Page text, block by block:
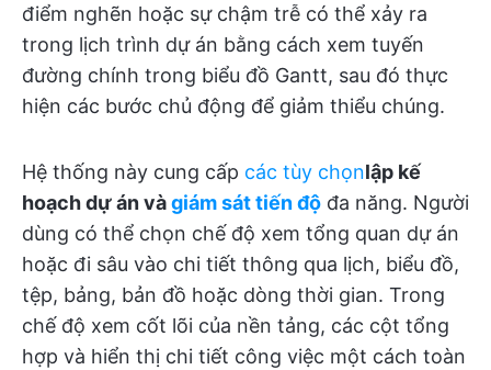
điểm nghẽn hoặc sự chậm trễ có thể xảy ra
trong lịch trình dự án bằng cách xem tuyến
đường chính trong biểu đồ Gantt, sau đó thực
hiện các bước chủ động để giảm thiểu chúng.
Hệ thống này cung cấp các tùy chọnlập kế
hoạch dự án vàgiám sát tiến độ đa năng. Người
dùng có thể chọn chế độ xem tổng quan dự án
hoặc đi sâu vào chi tiết thông qua lịch, biểu đồ,
tệp, bảng, bản đồ hoặc dòng thời gian. Trong
chế độ xem cốt lõi của nền tảng, các cột tổng
hợp và hiển thị chi tiết công việc một cách toàn